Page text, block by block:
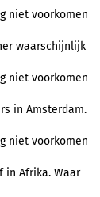
niet voorkomen
waarschijnlijk
niet voorkomen
in Amsterdam.
niet voorkomen
in Afrika. Waar